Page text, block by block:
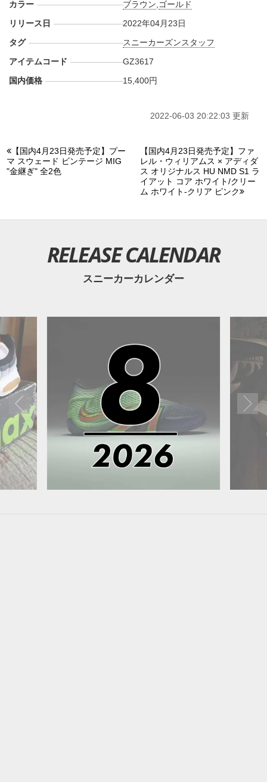
カラー ブラウン ゴールド
リリース日
2022年04月23日
タグ
スニーカーズンスタッフ
アイテムコード
GZ3617
国内価格
15,400円
2022-06-03 20:22:03 更新
【国内4月23日発売予定】プー
マ スウェード ビンテージ MIG
"金継ぎ" 全2色
【国内4月23日発売予定】ファ
レル・ウィリアムス × アディダ
ス オリジナルス HU NMD S1 ラ
イアット コア ホワイト/クリー
ム ホワイト-クリア ピンク
RELEASE CALENDAR
スニーカーカレンダー